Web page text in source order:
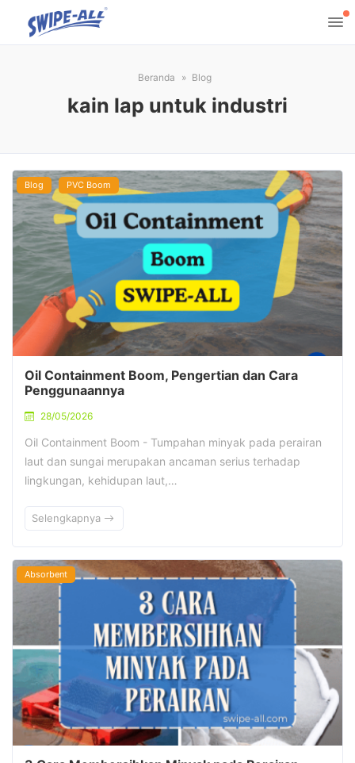
Beranda Blog
kain lap untuk industri
Blog PVC Boom
Oil Containment Boom, Pengertian dan Cara
Penggunaannya
28/05/2026
Oil Containment Boom - Tumpahan minyak pada perairan
laut dan sungai merupakan ancaman serius terhadap
lingkungan, kehidupan laut,…
Selengkapnya
Absorbent